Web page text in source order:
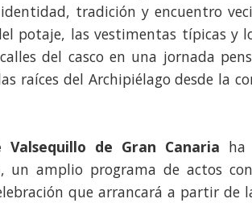
tradición y encuentro
potaje, las vestimentas típicas y
del casco en una jornada
raíces del Archipiélago desde la
de Gran Canaria ha
, un amplio programa de actos
que arrancará a partir de